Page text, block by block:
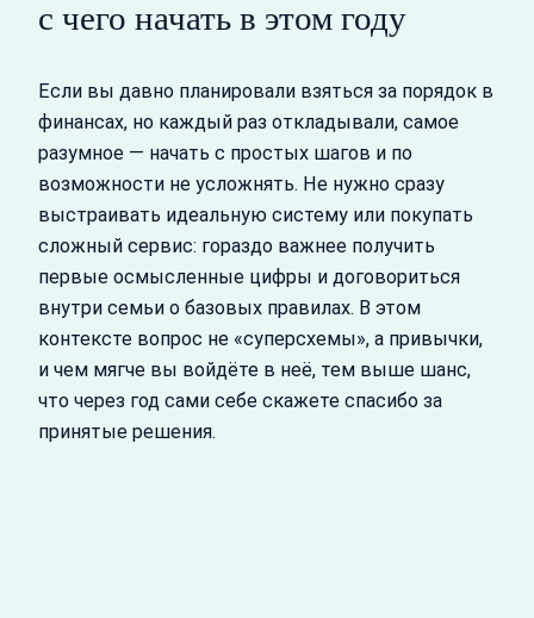
с чего начать в этом году
Если вы давно планировали взяться за порядок в
финансах, но каждый раз откладывали, самое
разумное — начать с простых шагов и по
возможности не усложнять. Не нужно сразу
выстраивать идеальную систему или покупать
сложный сервис: гораздо важнее получить
первые осмысленные цифры и договориться
внутри семьи о базовых правилах. В этом
контексте вопрос не «суперсхемы», а привычки,
и чем мягче вы войдёте в неё, тем выше шанс,
что через год сами себе скажете спасибо за
принятые решения.